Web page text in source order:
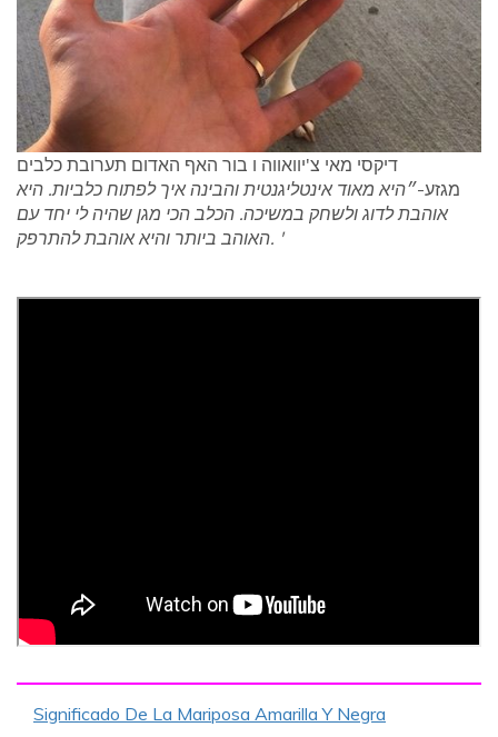
דיקסי מאי צ'יוואווה ו בור האף האדום תערובת כלבים
מגזע-״היא מאוד אינטליגנטית והבינה איך לפתוח כלביות. היא
אוהבת לדוג ולשחק במשיכה. הכלב הכי מגן שהיה לי יחד עם
האוהב ביותר והיא אוהבת להתרפק. '
Significado De La Mariposa Amarilla Y Negra